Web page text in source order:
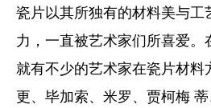
瓷片以其所独有的材料美与工
力，一直被艺术家们所喜爱。
就有不少的艺术家在瓷片材料
更、毕加索、米罗、贾柯梅 蒂